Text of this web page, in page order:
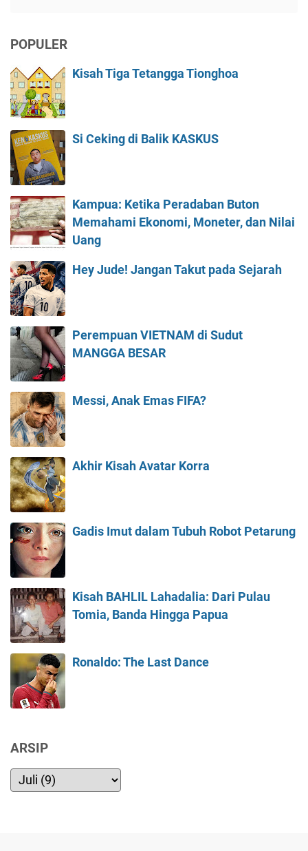
POPULER
Kisah Tiga Tetangga Tionghoa
Si Ceking di Balik KASKUS
Kampua: Ketika Peradaban Buton
Memahami Ekonomi, Moneter, dan Nilai
Uang
Hey Jude! Jangan Takut pada Sejarah
Perempuan VIETNAM di Sudut
MANGGA BESAR
Messi, Anak Emas FIFA?
Akhir Kisah Avatar Korra
Gadis Imut dalam Tubuh Robot Petarung
Kisah BAHLIL Lahadalia: Dari Pulau
Tomia, Banda Hingga Papua
Ronaldo: The Last Dance
ARSIP